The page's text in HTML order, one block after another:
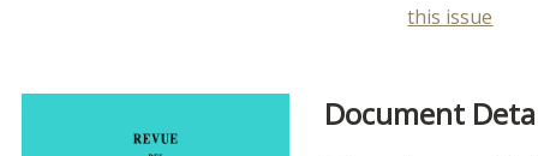
this issue
Document